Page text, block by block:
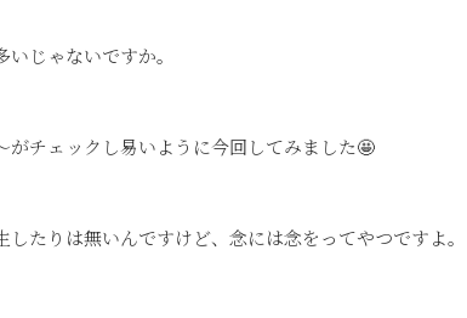
じゃないですか。
がチェックし易いように今回してみました🤩
たりは無いんですけど、念には念をってやつですよ。